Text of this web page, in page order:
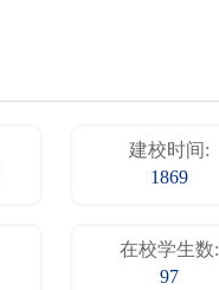
建校时间:
1869
在校学生数:
97